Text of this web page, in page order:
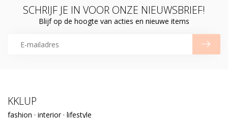
SCHRIJF JE IN VOOR ONZE NIEUWSBRIEF!
Blijf op de hoogte van acties en nieuwe items
KKLUP
fashion · interior · lifestyle